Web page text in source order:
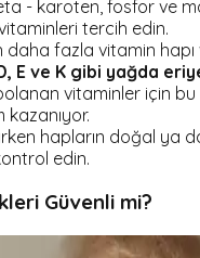
- karoten, fosfor ve
tercih edin.
daha fazla vitamin hapı
E ve K gibi yağda
vitaminler için
kazanıyor.
hapların doğal ya
edin.
Güvenli mi?